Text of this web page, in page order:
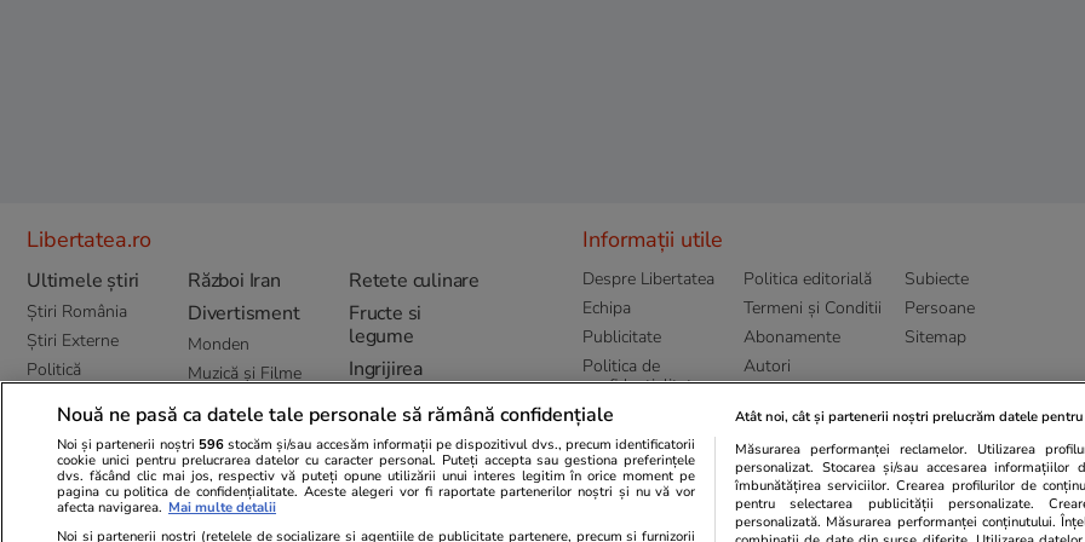
Libertatea.ro
Ultimele știri
Știri România
Știri Externe
Politică
Infrastructura
Educație
Tehnologie
Video
Război Iran
Divertisment
Monden
Muzică și Filme
Lifestyle
Horoscop
Relații
Sănătate și
Fitness
Retete culinare
Fructe si
legume
Ingrijirea
plantelor
Cele mai citite
știri
Informații utile
Despre Libertatea
Echipa
Publicitate
Politica de
confidențialitate
Politica editorială
Termeni și Conditii
Abonamente
Autori
Subiecte
Persoane
Sitemap
Nouă ne pasă ca datele tale personale să rămână confidențiale
Noi și partenerii noștri 596stocăm și/sau accesăm informații pe dispozitivul dvs., precum identificatorii
cookie unici pentru prelucrarea datelor cu caracter personal. Puteți accepta sau gestiona preferințele
dvs. făcând clic mai jos, respectiv vă puteți opune utilizării unui interes legitim în orice moment pe
pagina cu politica de confidențialitate. Aceste alegeri vor fi raportate partenerilor noștri și nu vă vor
afecta navigarea. Mai multe detalii
Noi si partenerii nostri (retelele de socializare si agentiile de publicitate partenere, precum si furnizorii
Atât noi, cât și partenerii noștri prelucrăm datele pentru
Măsurarea performanței reclamelor. Utilizarea
personalizat. Stocarea și/sau accesarea
îmbunătățirea serviciilor. Crearea profilurilor de
pentru selectarea publicității personalizate.
personalizată. Măsurarea performanței conținutului.